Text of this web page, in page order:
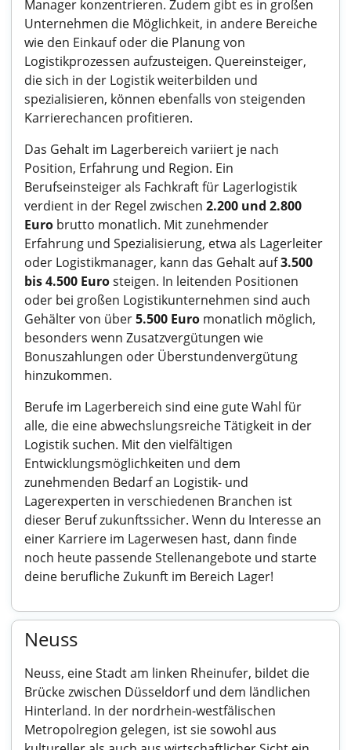
Manager konzentrieren. Zudem gibt es in großen
Unternehmen die Möglichkeit, in andere Bereiche
wie den Einkauf oder die Planung von
Logistikprozessen aufzusteigen. Quereinsteiger,
die sich in der Logistik weiterbilden und
spezialisieren, können ebenfalls von steigenden
Karrierechancen profitieren.
Das Gehalt im Lagerbereich variiert je nach
Position, Erfahrung und Region. Ein
Berufseinsteiger als Fachkraft für Lagerlogistik
verdient in der Regel zwischen 2.200 und 2.800
Euro brutto monatlich. Mit zunehmender
Erfahrung und Spezialisierung, etwa als Lagerleiter
oder Logistikmanager, kann das Gehalt auf3.500
bis 4.500 Eurosteigen. In leitenden Positionen
oder bei großen Logistikunternehmen sind auch
Gehälter von über5.500 Euro monatlich möglich,
besonders wenn Zusatzvergütungen wie
Bonuszahlungen oder Überstundenvergütung
hinzukommen.
Berufe im Lagerbereich sind eine gute Wahl für
alle, die eine abwechslungsreiche Tätigkeit in der
Logistik suchen. Mit den vielfältigen
Entwicklungsmöglichkeiten und dem
zunehmenden Bedarf an Logistik- und
Lagerexperten in verschiedenen Branchen ist
dieser Beruf zukunftssicher. Wenn du Interesse an
einer Karriere im Lagerwesen hast, dann finde
noch heute passende Stellenangebote und starte
deine berufliche Zukunft im Bereich Lager!
Neuss
Neuss, eine Stadt am linken Rheinufer, bildet die
Brücke zwischen Düsseldorf und dem ländlichen
Hinterland. In der nordrhein-westfälischen
Metropolregion gelegen, ist sie sowohl aus